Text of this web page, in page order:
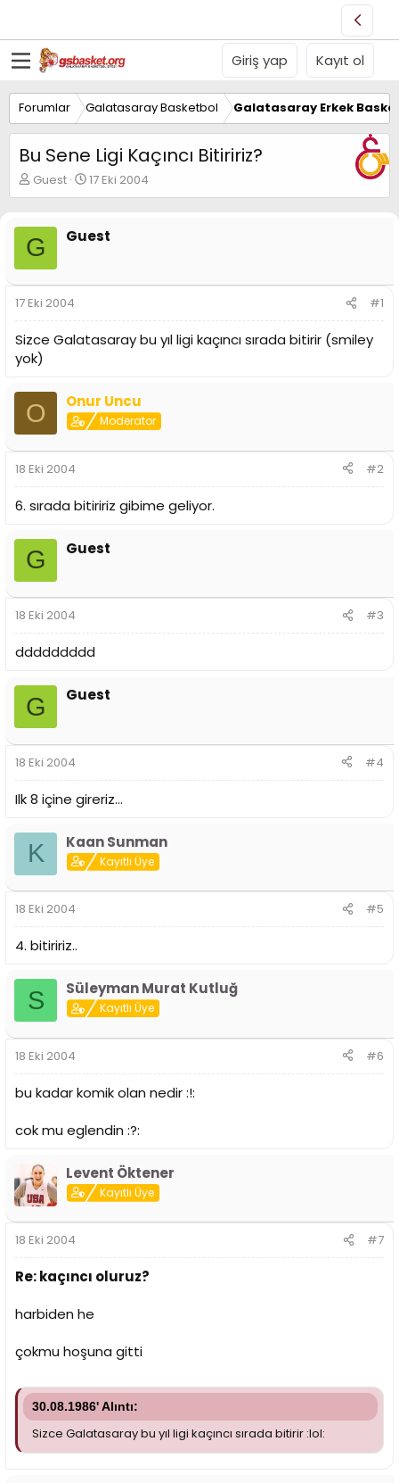
Giriş yap Kayıt ol
Forumlar Galatasaray Basketbol Galatasaray Erkek
Bu Sene Ligi Kaçıncı Bitiririz?
K
o
u
y
u
B
a
ş
l
a
t
a
n
Guest
B
a
a
ı
t
a
i
17 Eki 2004
G Guest
17 Eki 2004 #1
Sizce Galatasaray bu yıl ligi kaçıncı sırada bitirir (smiley
yok)
O Onur Uncu
Moderator
18 Eki 2004 #2
6. sırada bitiririz gibime geliyor.
G Guest
18 Eki 2004 #3
ddddddddd
G Guest
18 Eki 2004 #4
Ilk 8 içine gireriz...
K Kaan Sunman
Kayıtlı Üye
18 Eki 2004 #5
4. bitiririz..
S Süleyman Murat Kutluğ
Kayıtlı Üye
18 Eki 2004 #6
bu kadar komik olan nedir :!:
cok mu eglendin :?:
Levent Öktener
Kayıtlı Üye
18 Eki 2004 #7
Re: kaçıncı oluruz?
harbiden he
çokmu hoşuna gitti
30.08.1986' Alıntı:
Sizce Galatasaray bu yıl ligi kaçıncı sırada bitirir :lol: